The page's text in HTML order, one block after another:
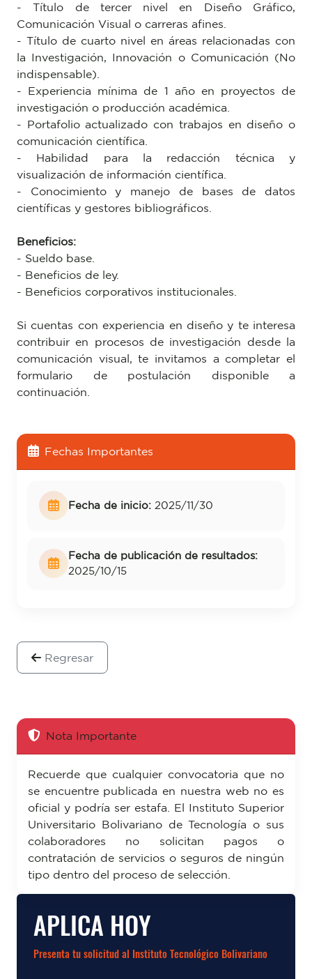
APLICA HOY
Presenta tu solicitud al Instituto Tecnológico Bolivariano
- Título de tercer nivel en Diseño Gráfico,
Comunicación Visual o carreras afines.
- Título de cuarto nivel en áreas relacionadas con
la Investigación, Innovación o Comunicación (No
indispensable).
- Experiencia mínima de 1 año en proyectos de
investigación o producción académica.
- Portafolio actualizado con trabajos en diseño o
comunicación científica.
- Habilidad para la redacción técnica y
visualización de información científica.
- Conocimiento y manejo de bases de datos
científicas y gestores bibliográficos.
Beneficios:
- Sueldo base.
- Beneficios de ley.
- Beneficios corporativos institucionales.
Si cuentas con experiencia en diseño y te interesa
contribuir en procesos de investigación desde la
comunicación visual, te invitamos a completar el
formulario de postulación disponible a
continuación.
Fechas Importantes
Fecha de inicio: 2025/11/30
Fecha de publicación de resultados:
2025/10/15
Regresar
Nota Importante
Recuerde que cualquier convocatoria que no
se encuentre publicada en nuestra web no es
oficial y podría ser estafa. El Instituto Superior
Universitario Bolivariano de Tecnología o sus
colaboradores no solicitan pagos o
contratación de servicios o seguros de ningún
tipo dentro del proceso de selección.